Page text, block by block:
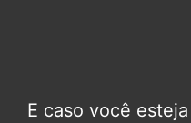
E caso você